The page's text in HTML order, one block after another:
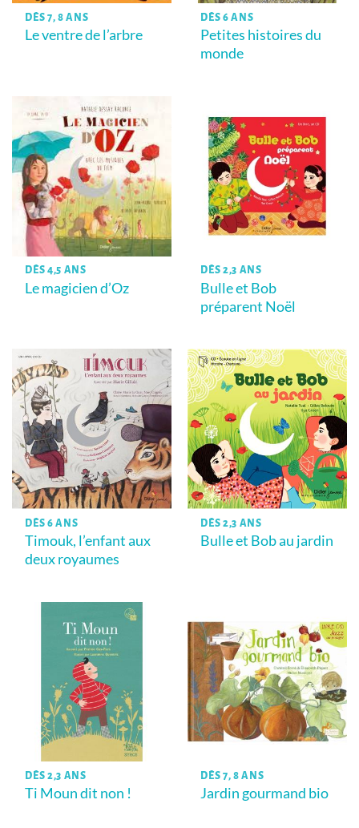
DÈS 7, 8 ANS
Le ventre de l’arbre
DÈS 6 ANS
Petites histoires du
monde
DÈS 4,5 ANS
Le magicien d’Oz
DÈS 2,3 ANS
Bulle et Bob
préparent Noël
DÈS 6 ANS
Timouk, l’enfant aux
deux royaumes
DÈS 2,3 ANS
Bulle et Bob au jardin
DÈS 2,3 ANS
Ti Moun dit non !
DÈS 7, 8 ANS
Jardin gourmand bio